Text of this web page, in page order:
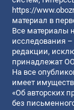
https://
материал в
Все материалы
исследования
редакции,
принадлежат
На все
имеет
«Об авторских
без